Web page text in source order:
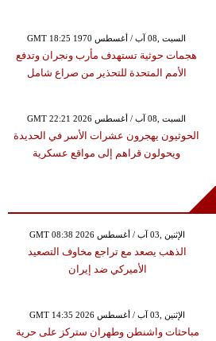
GMT 18:25 1970 السبت ,08 آب / أغسطس
هجمات حوثية تستهدف مأرب ونجران وتدفع
الأمم المتحدة للتحذير من صراع شامل
GMT 22:21 2026 السبت ,08 آب / أغسطس
الحوثيون يهجرون عشرات الأسر في الحديدة
ويحولون قراهم إلى مواقع عسكرية
GMT 08:38 2026 الإثنين ,03 آب / أغسطس
الذهب يصعد مع تراجع مخاوف التصعيد
الأميركي ضد إيران
GMT 14:35 2026 الإثنين ,03 آب / أغسطس
مباحثات واشنطن وطهران ستركز على حرية